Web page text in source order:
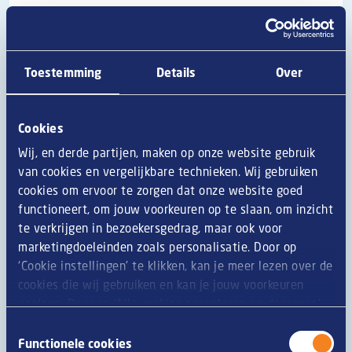
Toestemming Details Over
Cookies
Wij, en derde partijen, maken op onze website gebruik
van cookies en vergelijkbare technieken. Wij gebruiken
cookies om ervoor te zorgen dat onze website goed
functioneert, om jouw voorkeuren op te slaan, om inzicht
te verkrijgen in bezoekersgedrag, maar ook voor
marketingdoeleinden zoals personalisatie. Door op
‘Cookie instellingen’ te klikken, kan je meer lezen over de
cookies die wij gebruiken en kan je jouw voorkeuren
opslaan. Door op ‘Alle cookies accepteren en doorgaan’
cookies zoals omschreven in onze
Functionele cookies
fibres 1.235 g 0 g
Sel
Informations générales
Chez Van Geloven, nous faisons le maximum pour que
les informations concernant nos produits soient
toujours aussi précises que possible. Toutefois, en
raison du processus continu d'amélioration de nos
produits, des ingrédients, valeurs nutritives et
changent régulièrement. C'est pourquoi nous vous